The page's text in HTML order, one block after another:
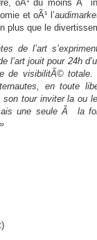
oÃ¹ du moins Ã
et oÃ¹ l’
plus que le
de l’art
l’art jouit pour 24h
de visibilitÃ© totale.
en toute
tour inviter la ou
une seule Ã la